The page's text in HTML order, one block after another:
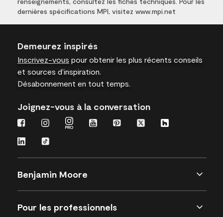
dernières spécifications MPI, visitez www.mpi.net
Demeurez inspirés
Inscrivez-vous pour obtenir les plus récents conseils
et sources d’inspiration.
Désabonnement en tout temps.
Joignez-vous à la conversation
Benjamin Moore
Pour les professionnels